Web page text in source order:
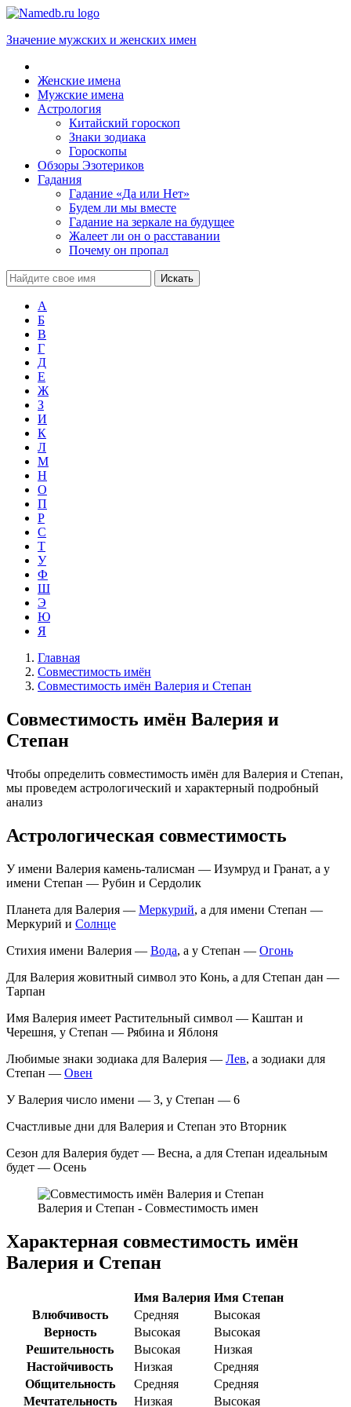
Значение мужских и женских имен
Женские имена
Мужские имена
Астрология
Китайский гороскоп
Знаки зодиака
Гороскопы
Обзоры Эзотериков
Гадания
Гадание «Да или Нет»
Будем ли мы вместе
Гадание на зеркале на будущее
Жалеет ли он о расставании
Почему он пропал
А
Б
В
Г
Д
Е
Ж
З
И
К
Л
М
Н
О
П
Р
С
Т
У
Ф
Ш
Э
Ю
Я
Главная
Совместимость имён
Совместимость имён Валерия и Степан
Совместимость имён Валерия и
Степан
Чтобы определить совместимость имён для Валерия и Степан,
мы проведем астрологический и характерный подробный
анализ
Астрологическая совместимость
У имени Валерия камень-талисман — Изумруд и Гранат, а у
имени Степан — Рубин и Сердолик
Планета для Валерия — Меркурий, а для имени Степан —
Меркурий и Солнце
Стихия имени Валерия — Вода, а у Степан — Огонь
Для Валерия жовитный символ это Конь, а для Степан дан —
Тарпан
Имя Валерия имеет Растительный символ — Каштан и
Черешня, у Степан — Рябина и Яблоня
Любимые знаки зодиака для Валерия — Лев, а зодиаки для
Степан — Овен
У Валерия число имени — 3, у Степан — 6
Счастливые дни для Валерия и Степан это Вторник
Сезон для Валерия будет — Весна, а для Степан идеальным
будет — Осень
Валерия и Степан - Совместимость имен
Характерная совместимость имён
Валерия и Степан
Имя Валерия Имя Степан
Влюбчивость
Средняя
Высокая
Верность
Высокая
Высокая
Решительность
Высокая
Низкая
Настойчивость
Низкая
Средняя
Общительность
Средняя
Средняя
Мечтательность
Низкая Высокая